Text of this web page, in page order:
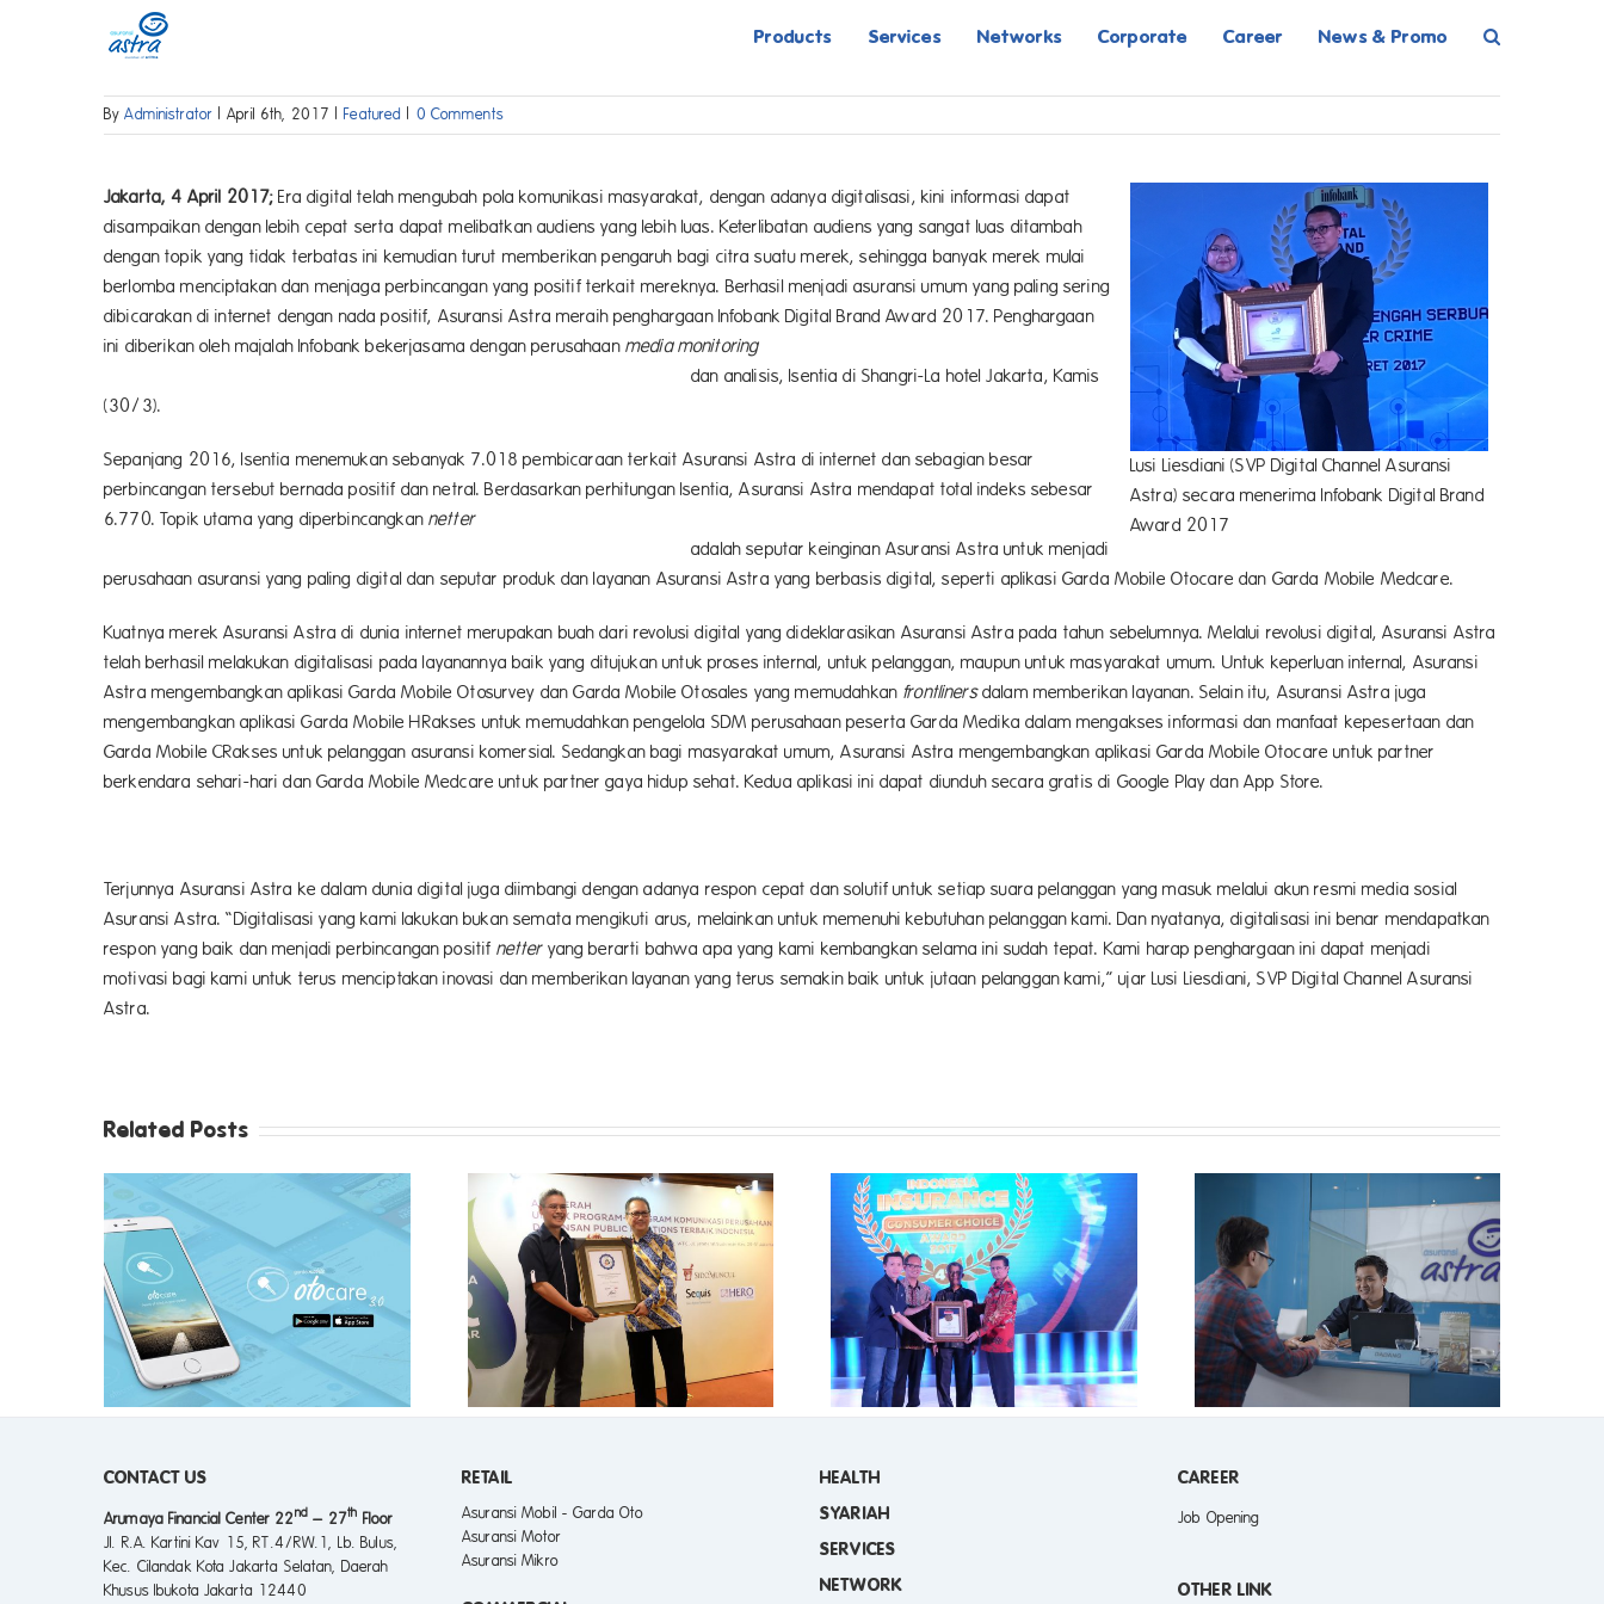
Products Services Networks Corporate Career News & Promo
ByAdministrator | April 6th, 2017 | Featured | 0 Comments
Lusi Liesdiani (SVP Digital Channel Asuransi
Astra) secara menerima Infobank Digital Brand
Award 2017
Jakarta, 4 April 2017;Era digital telah mengubah pola komunikasi masyarakat, dengan adanya digitalisasi, kini informasi dapat
disampaikan dengan lebih cepat serta dapat melibatkan audiens yang lebih luas. Keterlibatan audiens yang sangat luas ditambah
dengan topik yang tidak terbatas ini kemudian turut memberikan pengaruh bagi citra suatu merek, sehingga banyak merek mulai
berlomba menciptakan dan menjaga perbincangan yang positif terkait mereknya. Berhasil menjadi asuransi umum yang paling sering
dibicarakan di internet dengan nada positif, Asuransi Astra meraih penghargaan Infobank Digital Brand Award 2017. Penghargaan
ini diberikan oleh majalah Infobank bekerjasama dengan perusahaan media monitoring
dan analisis, Isentia di Shangri-La hotel Jakarta, Kamis
(30/3).
Sepanjang 2016, Isentia menemukan sebanyak 7.018 pembicaraan terkait Asuransi Astra di internet dan sebagian besar
perbincangan tersebut bernada positif dan netral. Berdasarkan perhitungan Isentia, Asuransi Astra mendapat total indeks sebesar
6.770. Topik utama yang diperbincangkan netter
adalah seputar keinginan Asuransi Astra untuk menjadi
perusahaan asuransi yang paling digital dan seputar produk dan layanan Asuransi Astra yang berbasis digital, seperti aplikasi Garda Mobile Otocare dan Garda Mobile Medcare.
Kuatnya merek Asuransi Astra di dunia internet merupakan buah dari revolusi digital yang dideklarasikan Asuransi Astra pada tahun sebelumnya. Melalui revolusi digital, Asuransi Astra
telah berhasil melakukan digitalisasi pada layanannya baik yang ditujukan untuk proses internal, untuk pelanggan, maupun untuk masyarakat umum. Untuk keperluan internal, Asuransi
Astra mengembangkan aplikasi Garda Mobile Otosurvey dan Garda Mobile Otosales yang memudahkan frontlinersdalam memberikan layanan. Selain itu, Asuransi Astra juga
mengembangkan aplikasi Garda Mobile HRakses untuk memudahkan pengelola SDM perusahaan peserta Garda Medika dalam mengakses informasi dan manfaat kepesertaan dan
Garda Mobile CRakses untuk pelanggan asuransi komersial. Sedangkan bagi masyarakat umum, Asuransi Astra mengembangkan aplikasi Garda Mobile Otocare untuk partner
berkendara sehari-hari dan Garda Mobile Medcare untuk partner gaya hidup sehat. Kedua aplikasi ini dapat diunduh secara gratis di Google Play dan App Store.
Terjunnya Asuransi Astra ke dalam dunia digital juga diimbangi dengan adanya respon cepat dan solutif untuk setiap suara pelanggan yang masuk melalui akun resmi media sosial
Asuransi Astra. “Digitalisasi yang kami lakukan bukan semata mengikuti arus, melainkan untuk memenuhi kebutuhan pelanggan kami. Dan nyatanya, digitalisasi ini benar mendapatkan
respon yang baik dan menjadi perbincangan positif netteryang berarti bahwa apa yang kami kembangkan selama ini sudah tepat. Kami harap penghargaan ini dapat menjadi
motivasi bagi kami untuk terus menciptakan inovasi dan memberikan layanan yang terus semakin baik untuk jutaan pelanggan kami,” ujar Lusi Liesdiani, SVP Digital Channel Asuransi
Astra.
Related Posts
ASURANSI ASTRA SABET
PENGHARGAAN TERBAIK
BIDANG PUBLIC RELATIONS
Asuransi Astra Jadi Asuransi
Pilihan Pelanggan Berkat
Kinerja Public Relations
yang Positif
Yuk, Jaga Kantong Tetap
Aman Meskipun Punya
Mobil!
CONTACT US
Arumaya Financial Center 22nd– 27th Floor
Jl. R.A. Kartini Kav 15, RT.4/RW.1, Lb. Bulus,
Kec. Cilandak Kota Jakarta Selatan, Daerah
Khusus Ibukota Jakarta 12440
RETAIL
Asuransi Mobil - Garda Oto
Asuransi Motor
Asuransi Mikro
HEALTH
SYARIAH
SERVICES
NETWORK
CAREER
Job Opening
OTHER LINK